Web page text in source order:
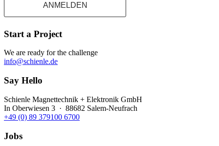
ANMELDEN
Start a Project
We are ready for the challenge
info@schienle.de
Say Hello
Schienle Magnettechnik + Elektronik GmbH
In Oberwiesen 3 · 88682 Salem-Neufrach
+49 (0) 89 379100 6700
Jobs